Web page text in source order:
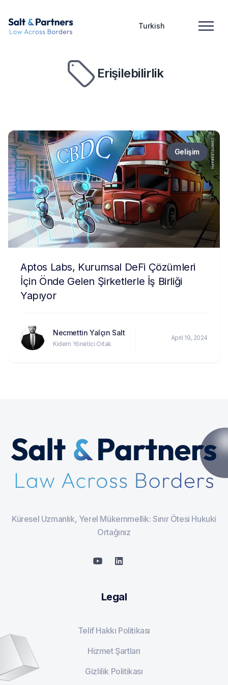
Turkish
Erişilebilirlik
Gelişim
Aptos Labs, Kurumsal DeFi Çözümleri
İçin Önde Gelen Şirketlerle İş Birliği
Yapıyor
Necmettin Yalçın Salt
Kıdem Yönetici Ortak
April 19, 2024
Küresel Uzmanlık, Yerel Mükemmellik: Sınır Ötesi Hukuki
Ortağınız
Legal
Telif Hakkı Politikası
Hizmet Şartları
Gizlilik Politikası